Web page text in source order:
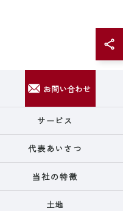
お問い合わせ
サービス
代表あいさつ
当社の特徴
土地